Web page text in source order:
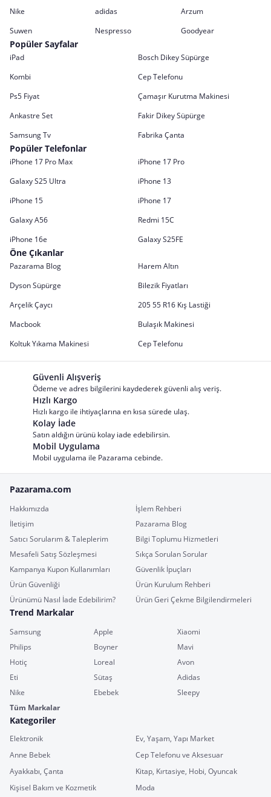
Nike adidas
Arzum
Suwen
Nespresso Goodyear
Popüler Sayfalar
iPad
Bosch Dikey Süpürge
Kombi
Cep Telefonu
Ps5 Fiyat
Çamaşır Kurutma Makinesi
Ankastre Set
Fakir Dikey Süpürge
Samsung Tv
Fabrika Çanta
Popüler Telefonlar
iPhone 17 Pro Max
iPhone 17 Pro
Galaxy S25 Ultra
iPhone 13
iPhone 15
iPhone 17
Galaxy A56
Redmi 15C
iPhone 16e
Galaxy S25FE
Öne Çıkanlar
Pazarama Blog
Harem Altın
Dyson Süpürge
Bilezik Fiyatları
Arçelik Çaycı
205 55 R16 Kış Lastiği
Macbook
Bulaşık Makinesi
Koltuk Yıkama Makinesi
Cep Telefonu
Güvenli Alışveriş
Ödeme ve adres bilgilerini kaydederek güvenli alış veriş.
Hızlı Kargo
Hızlı kargo ile ihtiyaçlarına en kısa sürede ulaş.
Kolay İade
Satın aldığın ürünü kolay iade edebilirsin.
Mobil Uygulama
Mobil uygulama ile Pazarama cebinde.
Pazarama.com
Hakkımızda
İşlem Rehberi
İletişim
Pazarama Blog
Satıcı Sorularım & Taleplerim
Bilgi Toplumu Hizmetleri
Mesafeli Satış Sözleşmesi
Sıkça Sorulan Sorular
Kampanya Kupon Kullanımları
Güvenlik İpuçları
Ürün Güvenliği
Ürün Kurulum Rehberi
Ürünümü Nasıl İade Edebilirim?
Ürün Geri Çekme Bilgilendirmeleri
Trend Markalar
Samsung Apple
Xiaomi
Philips
Boyner
Mavi
Hotiç
Loreal
Avon
Eti
Sütaş
Adidas
Nike
Ebebek
Sleepy
Tüm Markalar
Kategoriler
Elektronik
Ev, Yaşam, Yapı Market
Anne Bebek
Cep Telefonu ve Aksesuar
Ayakkabı, Çanta
Kitap, Kırtasiye, Hobi, Oyuncak
Kişisel Bakım ve Kozmetik
Moda